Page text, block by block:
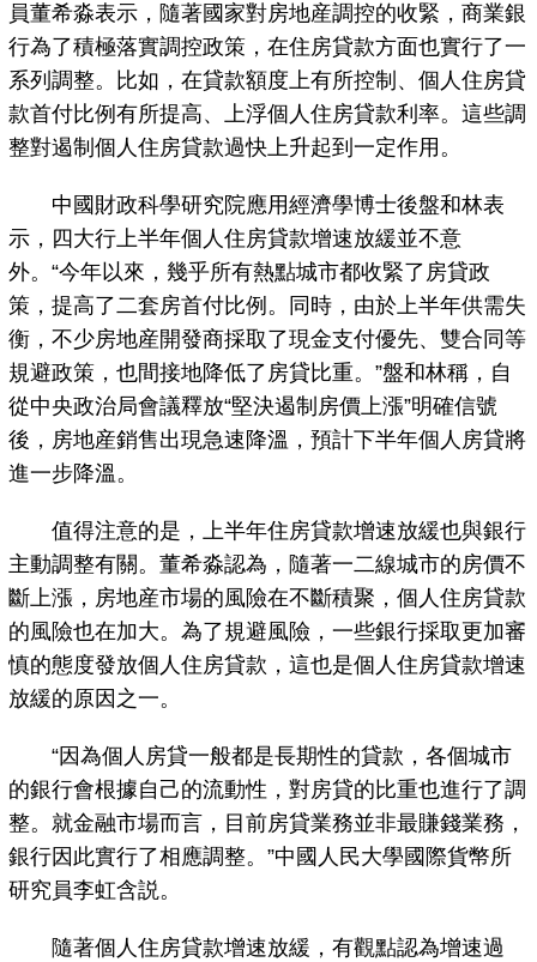
員董希淼表示，隨著國家對房地産調控的收緊，商業銀
行為了積極落實調控政策，在住房貸款方面也實行了一
系列調整。比如，在貸款額度上有所控制、個人住房貸
款首付比例有所提高、上浮個人住房貸款利率。這些調
整對遏制個人住房貸款過快上升起到一定作用。
中國財政科學研究院應用經濟學博士後盤和林表
示，四大行上半年個人住房貸款增速放緩並不意
外。“今年以來，幾乎所有熱點城市都收緊了房貸政
策，提高了二套房首付比例。同時，由於上半年供需失
衡，不少房地産開發商採取了現金支付優先、雙合同等
規避政策，也間接地降低了房貸比重。”盤和林稱，自
從中央政治局會議釋放“堅決遏制房價上漲”明確信號
後，房地産銷售出現急速降溫，預計下半年個人房貸將
進一步降溫。
值得注意的是，上半年住房貸款增速放緩也與銀行
主動調整有關。董希淼認為，隨著一二線城市的房價不
斷上漲，房地産市場的風險在不斷積聚，個人住房貸款
的風險也在加大。為了規避風險，一些銀行採取更加審
慎的態度發放個人住房貸款，這也是個人住房貸款增速
放緩的原因之一。
“因為個人房貸一般都是長期性的貸款，各個城市
的銀行會根據自己的流動性，對房貸的比重也進行了調
整。就金融市場而言，目前房貸業務並非最賺錢業務，
銀行因此實行了相應調整。”中國人民大學國際貨幣所
研究員李虹含説。
隨著個人住房貸款增速放緩，有觀點認為增速過